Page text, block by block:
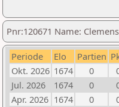
Pnr:120671 Name:
Periode Elo Partien
Okt. 2026 1674 0
Jul. 2026
1674 0
Apr. 2026 1674 0